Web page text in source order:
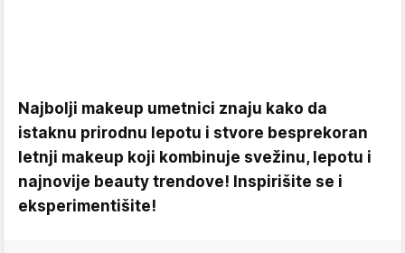
Najbolji makeup umetnici znaju kako da
istaknu prirodnu lepotu i stvore besprekoran
letnji makeup koji kombinuje svežinu, lepotu i
najnovije beauty trendove! Inspirišite se i
eksperimentišite!